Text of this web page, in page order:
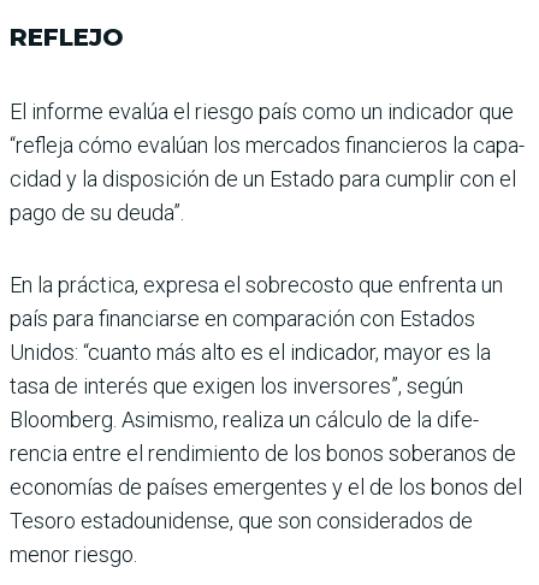
REFLEJO
El informe evalúa el riesgo país como un indicador que
“refleja cómo evalúan los mercados financieros la capa­
cidad y la disposición de un Estado para cumplir con el
pago de su deuda”.
En la práctica, expresa el sobrecosto que enfrenta un
país para financiarse en com­paración con Estados
Unidos: “cuanto más alto es el indica­dor, mayor es la
tasa de inte­rés que exigen los inversores”, según
Bloomberg. Asimismo, realiza un cálculo de la dife­
rencia entre el rendimiento de los bonos soberanos de
econo­mías de países emergentes y el de los bonos del
Tesoro esta­dounidense, que son conside­rados de
menor riesgo.